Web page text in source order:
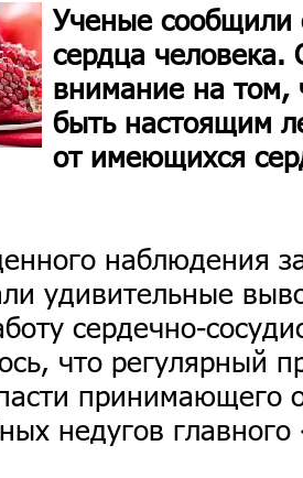
Ученые сообщили
сердца человека.
внимание на том,
быть настоящим
от имеющихся
наблюдения
удивительные
сердечно-
что регулярный
принимающего
недугов